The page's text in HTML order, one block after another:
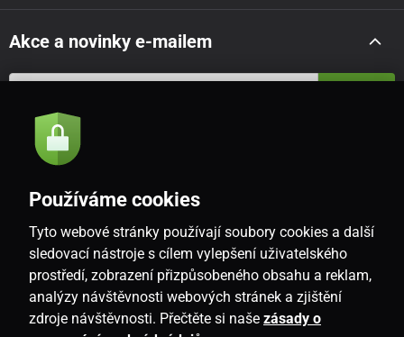
Akce a novinky e-mailem
Souhlasím se
CZ
Používáme cookies
Tyto webové stránky používají soubory cookies a další
sledovací nástroje s cílem vylepšení uživatelského
prostředí, zobrazení přizpůsobeného obsahu a reklam,
analýzy návštěvnosti webových stránek a zjištění
zdroje návštěvnosti. Přečtěte si naše zásady o